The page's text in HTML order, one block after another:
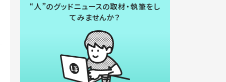
“人”のグッドニュースの取材・執筆をし
てみませんか？